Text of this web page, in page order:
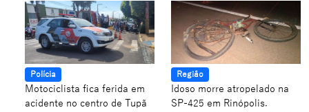
Polícia
Motociclista fica ferida em
acidente no centro de Tupã
Região
Idoso morre atropelado na
SP-425 em Rinópolis.